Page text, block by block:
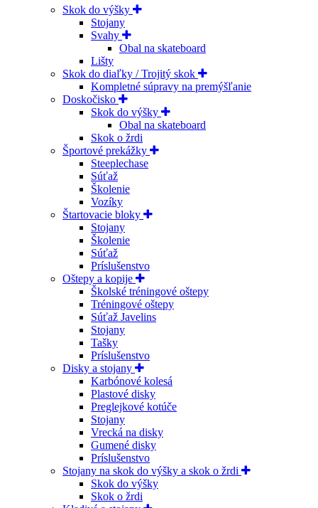
Skok do výšky
Stojany
Svahy
Obal na skateboard
Lišty
Skok do diaľky / Trojitý skok
Kompletné súpravy na premýšľanie
Doskočisko
Skok do výšky
Obal na skateboard
Skok o žrdi
Športové prekážky
Steeplechase
Súťaž
Školenie
Vozíky
Štartovacie bloky
Stojany
Školenie
Súťaž
Príslušenstvo
Oštepy a kopije
Školské tréningové oštepy
Tréningové oštepy
Súťaž Javelins
Stojany
Tašky
Príslušenstvo
Disky a stojany
Karbónové kolesá
Plastové disky
Preglejkové kotúče
Stojany
Vrecká na disky
Gumené disky
Príslušenstvo
Stojany na skok do výšky a skok o žrdi
Skok do výšky
Skok o žrdi